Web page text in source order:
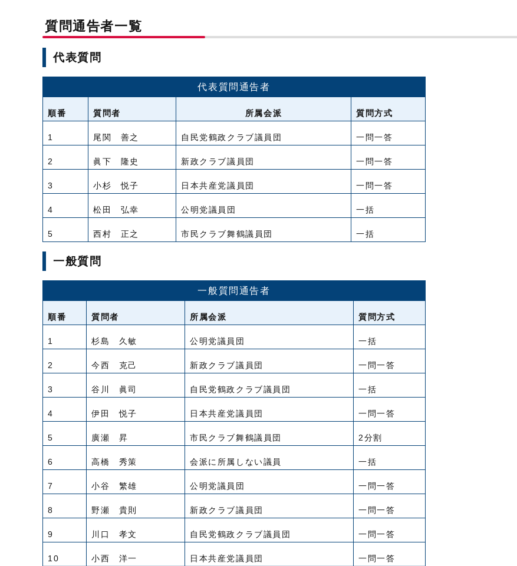
質問通告者一覧
代表質問
代表質問通告者
順番 質問者 所属会派 質問方式
1 尾関 善之 自民党鶴政クラブ議員団 一問一答
2 眞下 隆史 新政クラブ議員団 一問一答
3 小杉 悦子 日本共産党議員団 一問一答
4 松田 弘幸 公明党議員団 一括
5 西村 正之 市民クラブ舞鶴議員団 一括
一般質問
一般質問通告者
順番 質問者 所属会派 質問方式
1 杉島 久敏 公明党議員団 一括
2 今西 克己 新政クラブ議員団 一問一答
3 谷川 眞司 自民党鶴政クラブ議員団 一括
4 伊田 悦子 日本共産党議員団 一問一答
5 廣瀬 昇 市民クラブ舞鶴議員団 2分割
6 高橋 秀策 会派に所属しない議員 一括
7 小谷 繁雄 公明党議員団 一問一答
8 野瀬 貴則 新政クラブ議員団 一問一答
9 川口 孝文 自民党鶴政クラブ議員団 一問一答
10 小西 洋一 日本共産党議員団 一問一答